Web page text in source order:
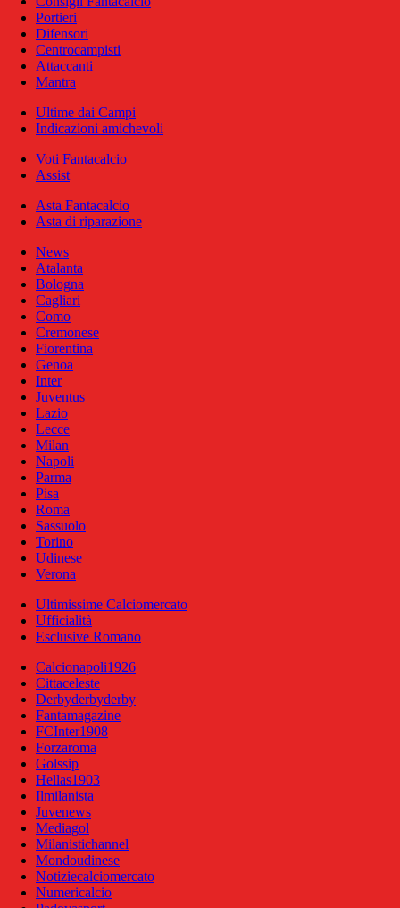
Portieri
Difensori
Centrocampisti
Attaccanti
Mantra
Ultime dai Campi
Indicazioni amichevoli
Voti Fantacalcio
Assist
Asta Fantacalcio
Asta di riparazione
News
Atalanta
Bologna
Cagliari
Como
Cremonese
Fiorentina
Genoa
Inter
Juventus
Lazio
Lecce
Milan
Napoli
Parma
Pisa
Roma
Sassuolo
Torino
Udinese
Verona
Ultimissime Calciomercato
Ufficialità
Esclusive Romano
Calcionapoli1926
Cittaceleste
Derbyderbyderby
Fantamagazine
FCInter1908
Forzaroma
Golssip
Hellas1903
Ilmilanista
Juvenews
Mediagol
Milanistichannel
Mondoudinese
Notiziecalciomercato
Numericalcio